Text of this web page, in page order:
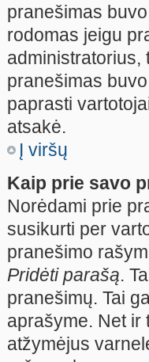
pranešimas
rodomas jeigu
administratorius,
pranešimas
paprasti
atsakė.
Į viršų
Kaip prie savo
Norėdami prie
susikurti per
pranešimo
Pridėti parašą.
pranešimų. Tai
aprašyme. Net ir
atžymėjus